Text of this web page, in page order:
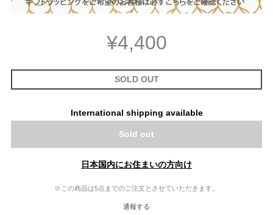
¥4,400
SOLD OUT
International shipping available
Sold out
日本国内にお住まいの方向け
※この商品は5点までのご注文とさせていただきます。
通報する